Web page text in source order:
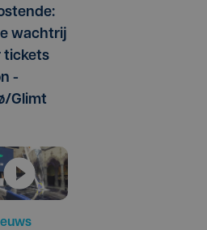
wachtrij
tickets
-
Glimt